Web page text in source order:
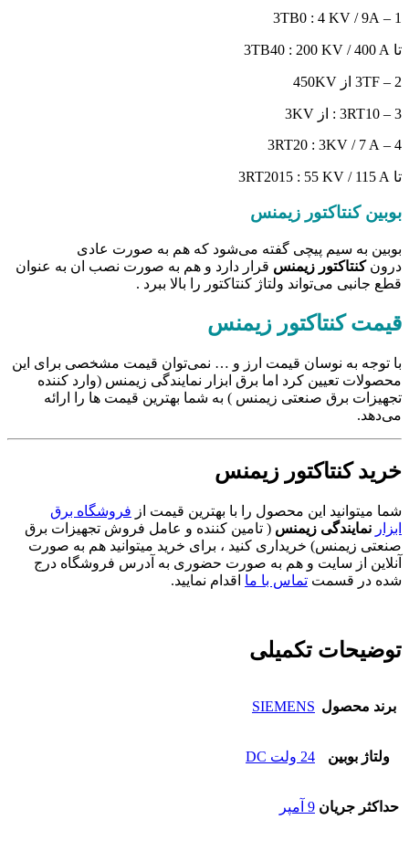
1 – 3TB0 : 4 KV / 9A
تا 3TB40 : 200 KV / 400 A
2 – 3TF از 450KV
3 – 3RT10 : از 3KV
4 – 3RT20 : 3KV / 7 A
تا 3RT2015 : 55 KV / 115 A
بوبین کنتاکتور زیمنس
بوبین به سیم پیچی گفته می‌شود که هم به صورت عادی
درون کنتاکتور زیمنس قرار دارد و هم به صورت نصب ان به عنوان
قطع جانبی می‌تواند ولتاژ کنتاکتور را بالا ببرد .
قیمت کنتاکتور زیمنس
با توجه به نوسان قیمت ارز و … نمی‌توان قیمت مشخصی برای این
محصولات تعیین کرد اما برق ابزار نمایندگی زیمنس (وارد کننده
تجهیزات برق صنعتی زیمنس ) به شما بهترین قیمت ها را ارائه
می‌دهد.
خرید کنتاکتور زیمنس
شما میتوانید این محصول را با بهترین قیمت از فروشگاه برق
ابزار نمایندگی زیمنس ( تامین کننده و عامل فروش تجهیزات برق
صنعتی زیمنس) خریداری کنید ، برای خرید میتوانید هم به صورت
آنلاین از سایت و هم به صورت حضوری به آدرس فروشگاه درج
شده در قسمت تماس با ما اقدام نمایید.
توضیحات تکمیلی
برند محصول SIEMENS
ولتاژ بوبین 24 ولت DC
حداکثر جریان 9 آمپر